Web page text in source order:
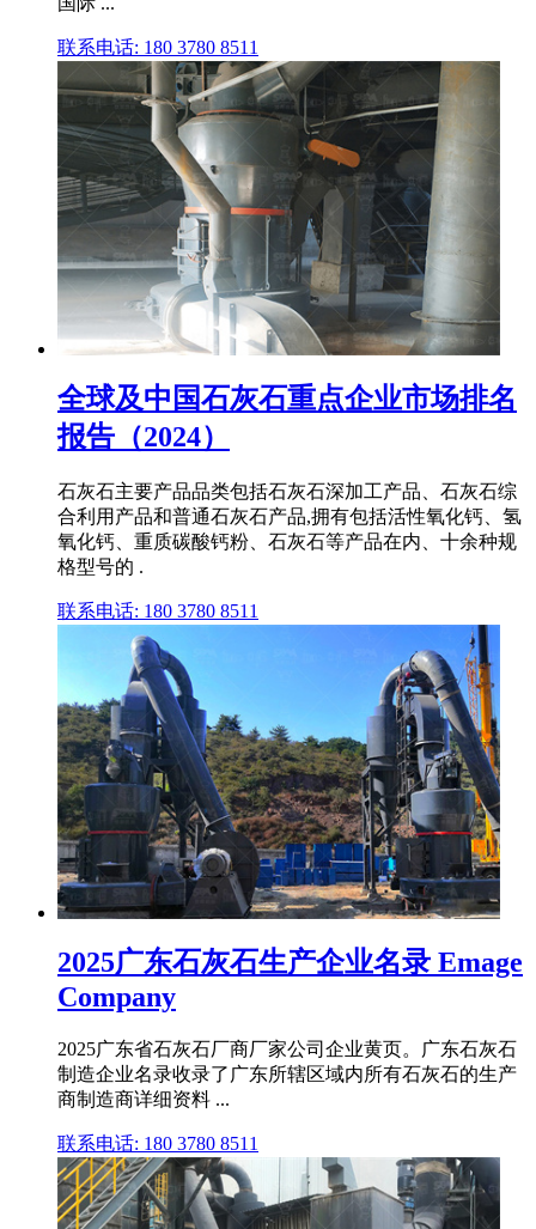
联系电话: 180 3780 8511
全球及中国石灰石重点企业市场排名
报告（2024）
石灰石主要产品品类包括石灰石深加工产品、石灰石综
合利用产品和普通石灰石产品,拥有包括活性氧化钙、氢
氧化钙、重质碳酸钙粉、石灰石等产品在内、十余种规
格型号的 .
联系电话: 180 3780 8511
2025广东石灰石生产企业名录 Emage
Company
2025广东省石灰石厂商厂家公司企业黄页。广东石灰石
制造企业名录收录了广东所辖区域内所有石灰石的生产
商制造商详细资料 ...
联系电话: 180 3780 8511